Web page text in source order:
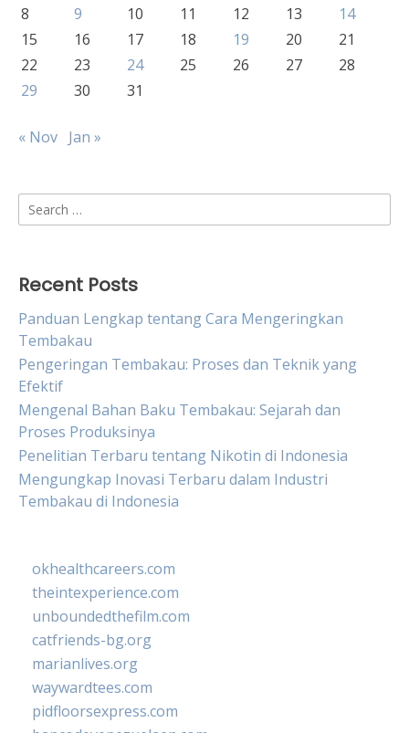
8
9 10 11 12 13
14
15
16 17 18 19 20
21
22
23 24 25 26 27
28
29
30 31
« Nov Jan »
Search
for:
Recent Posts
Panduan Lengkap tentang Cara Mengeringkan
Tembakau
Pengeringan Tembakau: Proses dan Teknik yang
Efektif
Mengenal Bahan Baku Tembakau: Sejarah dan
Proses Produksinya
Penelitian Terbaru tentang Nikotin di Indonesia
Mengungkap Inovasi Terbaru dalam Industri
Tembakau di Indonesia
okhealthcareers.com
theintexperience.com
unboundedthefilm.com
catfriends-bg.org
marianlives.org
waywardtees.com
pidfloorsexpress.com